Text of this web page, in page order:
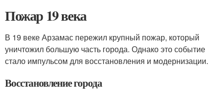
Пожар 19 века
В 19 веке Арзамас пережил крупный пожар, который
уничтожил большую часть города. Однако это событие
стало импульсом для восстановления и модернизации.
Восстановление города